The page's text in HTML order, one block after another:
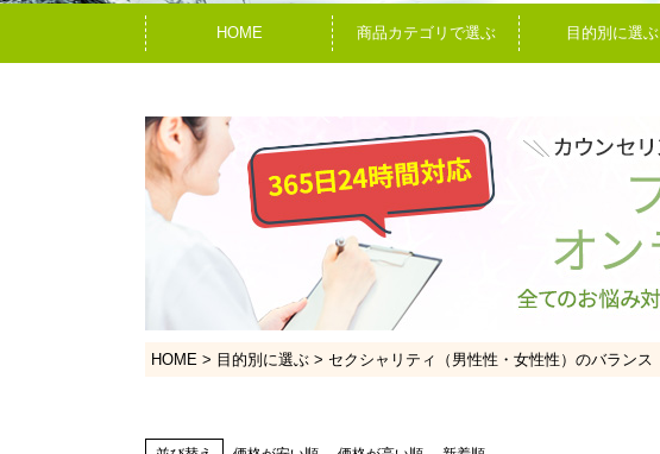
HOME 商品カテゴリで選ぶ 目的別に選ぶ
HOME 目的別に選ぶ セクシャリティ（男性性・女性性）のバランス